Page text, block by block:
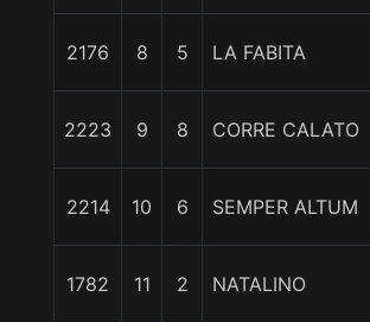
2176 8 5 LA FABITA
2223 9 8 CORRE CALATO
2214 10 6 SEMPER ALTUM
1782 11 2 NATALINO